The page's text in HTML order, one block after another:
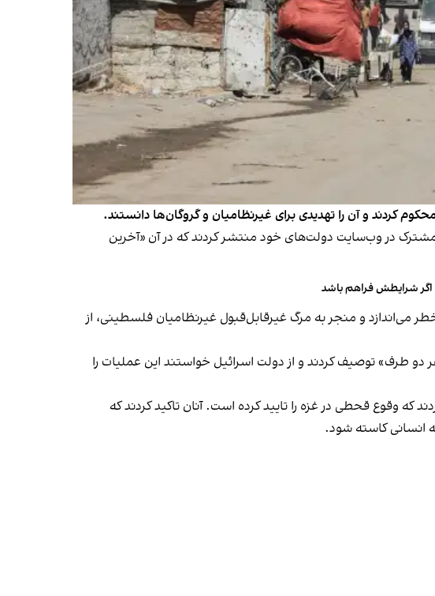
کردند و آن را تهدیدی برای غیرنظامیان و گروگان‌ها دانستند.
مشترک در وب‌سایت دولت‌های خود منتشر کردند که در آن «آخرین
اگر شرایطش فراهم باشد
می‌اندازد و منجر به مرگ غیرقابل‌قبول غیرنظامیان فلسطینی، از
هر دو طرف» توصیف کردند و از دولت اسرائیل خواستند این عملیات را
وقوع قحطی در غزه را تایید کرده است. آنان تاکید کردند که
انسانی کاسته شود.